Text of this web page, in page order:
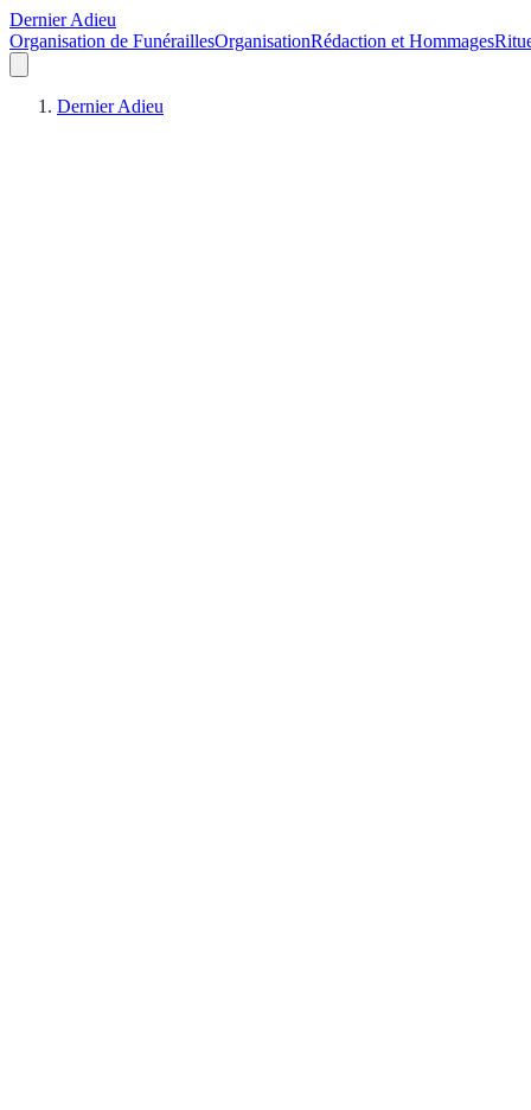
Dernier Adieu
Organisation de FunéraillesOrganisationRédaction et Hommages
Dernier Adieu